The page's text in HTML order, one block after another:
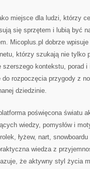
miejsce dla ludzi, którzy
się sprzętem i lubią być
Micoplus.pl dobrze
którzy szukają nie tylko
kontekstu, porad
rozpoczęcia przygody z
dziedzinie.
poświęcona światu
wiedzy, pomysłów i
łyżew, nart,
wiedza z
że aktywny styl życia